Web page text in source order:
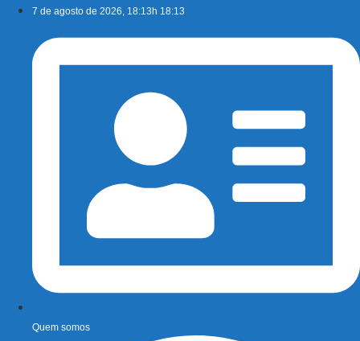
conteúdo
7 de agosto de 2026, 18:13h 18:13
Quem somos